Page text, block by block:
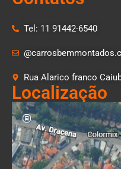
Tel: 11 91442-6540
Rua Alarico franco
Localização